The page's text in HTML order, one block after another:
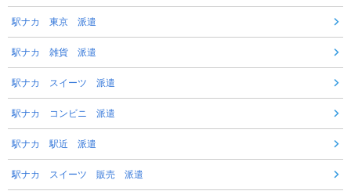
駅ナカ 東京 派遣
駅ナカ 雑貨 派遣
駅ナカ スイーツ 派遣
駅ナカ コンビニ 派遣
駅ナカ 駅近 派遣
駅ナカ スイーツ 販売 派遣